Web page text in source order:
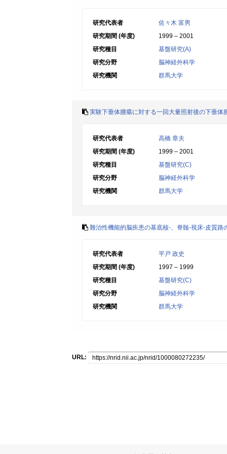
研究代表者
佐々木 富男
研究期間 (年度)
1999 – 2001
研究種目
基盤研究(A)
研究分野
脳神経外科学
研究機関
群馬大学
実験下垂体腫瘍に対する一回大量照射後の下垂体
研究代表者
高橋 章夫
研究期間 (年度)
1999 – 2001
研究種目
基盤研究(C)
研究分野
脳神経外科学
研究機関
群馬大学
難治性機能的脳疾患の基底核-、脊髄-視床-皮質路
研究代表者
平戸 政史
研究期間 (年度)
1997 – 1999
研究種目
基盤研究(C)
研究分野
脳神経外科学
研究機関
群馬大学
URL: